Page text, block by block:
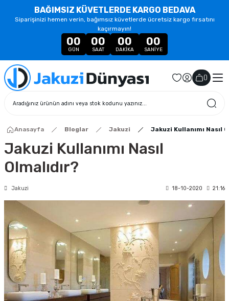
BAĞIMSIZ KÜVETLERDE KARGO BEDAVA
Siparişinizi hemen verin, bağımsız küvetlerde ücretsiz kargo fırsatını
kaçırmayın!
00
GÜN
00
SAAT
00
DAKIKA
00
SANIYE
()
Anasayfa Bloglar Jakuzi Jakuzi Kullanımı Nasıl
Jakuzi Kullanımı Nasıl
Olmalıdır?
Jakuzi 18-10-2020 21:16